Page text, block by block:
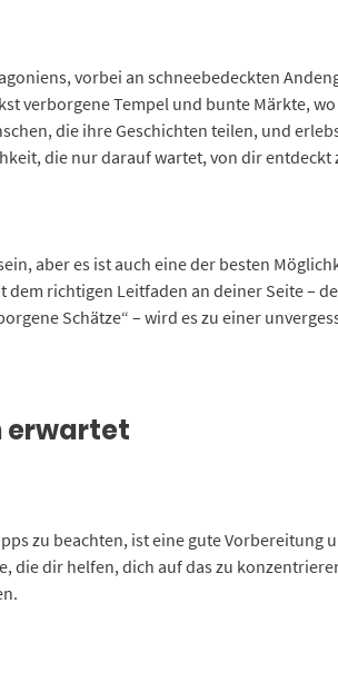
vorbei an schneebedeckten
verborgene Tempel und bunte Märkte,
die ihre Geschichten teilen, und
die nur darauf wartet, von dir entdeckt
aber es ist auch eine der besten
richtigen Leitfaden an deiner Seite –
Schätze“ – wird es zu einer
erwartet
zu beachten, ist eine gute Vorbereitung
die dir helfen, dich auf das zu